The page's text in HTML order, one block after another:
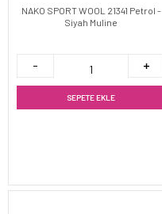
NAKO SPORT WOOL 21341 Petrol -
Siyah Muline
SEPETE EKLE